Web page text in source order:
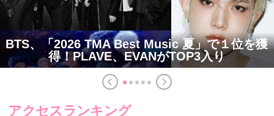
BTS、「2026 TMA Best Music 夏」で１位を獲
得！PLAVE、EVANがTOP3入り
アクセスランキング